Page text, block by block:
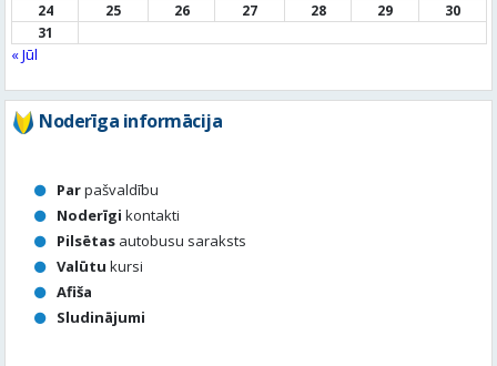
24
25 26 27 28 29
30
31
« Jūl
Noderīga informācija
Parpašvaldību
Noderīgi kontakti
Pilsētas autobusu saraksts
Valūtu kursi
Afiša
Sludinājumi